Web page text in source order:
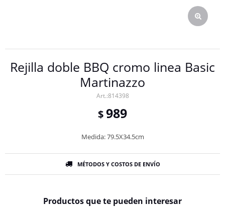
Rejilla doble BBQ cromo linea Basic
Martinazzo
814398
$989
Medida: 79.5X34.5cm
MÉTODOS Y COSTOS DE ENVÍO
Productos que te pueden interesar